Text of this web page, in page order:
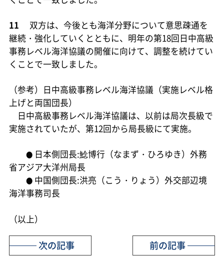
11
双方は、今後とも海洋分野について意思疎通を
継続・強化していくとともに、明年の第18回日中高級
事務レベル海洋協議の開催に向けて、調整を続けてい
くことで一致しました。
（参考）日中高級事務レベル海洋協議（実施レベル格
上げと両国団長）
日中高級事務レベル海洋協議は、以前は局次長級で
実施されていたが、第12回から局長級にて実施。
●日本側団長:鯰博行（なまず・ひろゆき）外務
省アジア大洋州局長
●中国側団長:洪亮（こう・りょう）外交部辺境
海洋事務司長
（以上）
前の記事
次の記事